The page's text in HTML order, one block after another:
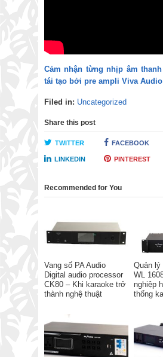
Cảm nhận từng nhịp âm
tái tạo bởi pre ampli Viva
Filed in: Uncategorized
Share this post
TWITTER FACEBOOK
LINKEDIN PINTEREST
Recommended for You
Vang số PA Audio
Digital audio processor
CK80 – Khi karaoke trở
thành nghệ thuật
Quản lý
WL
nghiệp
thống